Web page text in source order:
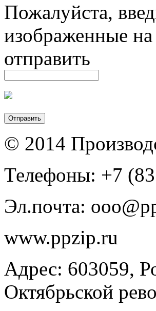
Пожалуйста,
изображенные
отправить
© 2014
Телефоны: +7
Эл.почта:
www.ppzip.ru
Адрес: 603059,
Октябрьской